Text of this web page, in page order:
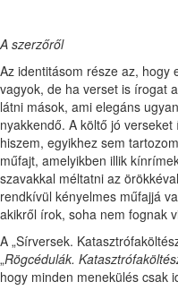
A szerzőről
Az identitásom része az, hogy
vagyok, de ha verset is írogat
látni mások, ami elegáns
nyakkendő. A költő jó
hiszem, egyikhez sem
műfajt, amelyikben illik
szavakkal méltatni az
rendkívül kényelmes műfajjá
akikről írok, soha nem fognak
A „Sírversek.
„Rögcédulák.
hogy minden menekülés csak